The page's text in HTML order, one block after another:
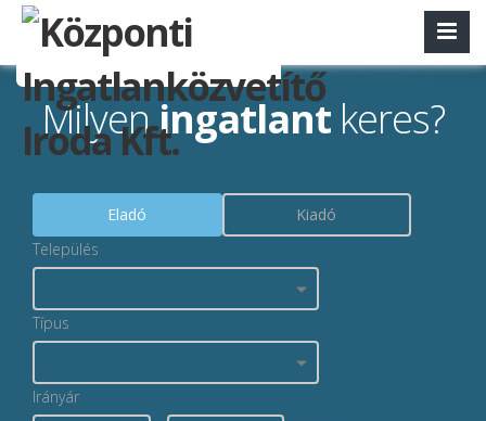
Milyeningatlant keres?
Eladó
Kiadó
Település
Típus
Irányár